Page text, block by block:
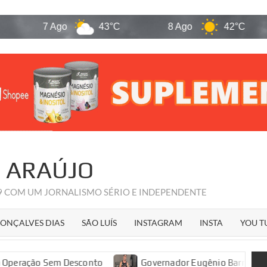
7 Ago 43°C 8 Ago 42°C
UM JORNALISMO SÉRIO E INDEPENDENTE
DIAS SÃO LUÍS INSTAGRAM INSTA YOU
Sem Desconto Governador Eugênio Barros, homem